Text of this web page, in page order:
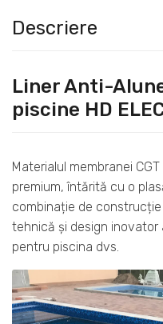
Descriere
Liner Anti-
piscine HD
Materialul membranei
premium, întărită cu o
combinație de
tehnică și design
pentru piscina dvs.